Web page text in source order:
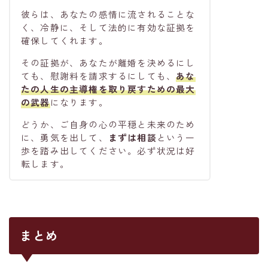
彼らは、あなたの感情に流されることな
く、冷静に、そして法的に有効な証拠を
確保してくれます。
その証拠が、あなたが離婚を決めるにし
ても、慰謝料を請求するにしても、あな
たの人生の主導権を取り戻すための最大
の武器になります。
どうか、ご自身の心の平穏と未来のため
に、勇気を出して、
まずは相談 という一
歩を踏み出してください。必ず状況は好
転します。
まとめ